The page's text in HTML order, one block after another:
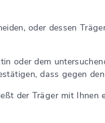
oder dessen
oder dem
dass gegen
der Träger mit Ihnen